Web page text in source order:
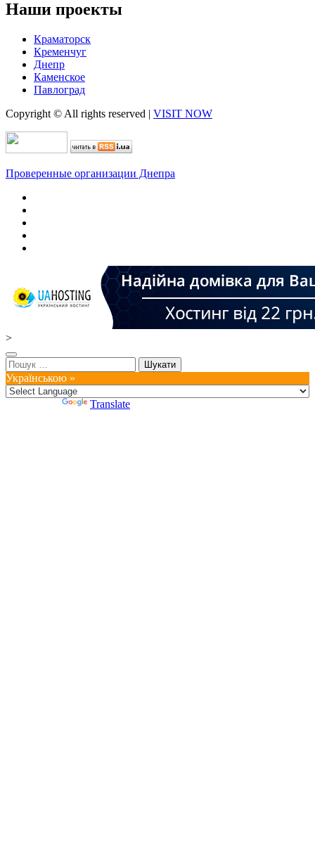
Наши проекты
Краматорск
Кременчуг
Днепр
Каменское
Павлоград
Copyright © All rights reserved | VISIT NOW
Проверенные организации Днепра
>
Пошук:
Українською »
Translate